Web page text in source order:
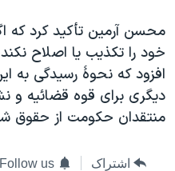
محسن آرمين تأکيد کرد که
خود را تکذيب يا اصلاح
افزود که نحوۀ رسيدگی به
ديگری برای قوه قضائيه و
منتقدان حکومت از حقوق
اشتراک Follow us